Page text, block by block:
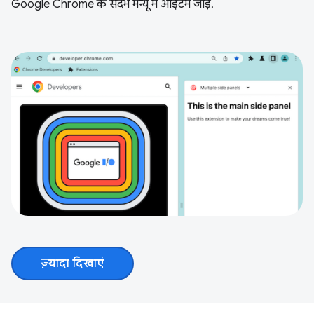
Google Chrome के संदर्भ मेन्यू में आइटम जोड़ें.
ज़्यादा दिखाएं